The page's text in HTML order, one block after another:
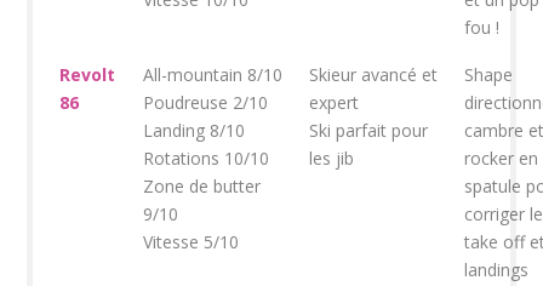
fou !
Revolt
86
All-mountain 8/10
Poudreuse 2/10
Landing 8/10
Rotations 10/10
Zone de butter
9/10
Vitesse 5/10
Skieur avancé et
expert
Ski parfait pour
les jib
Shape
cambre
rocker en
spatule
corriger
take off
landings